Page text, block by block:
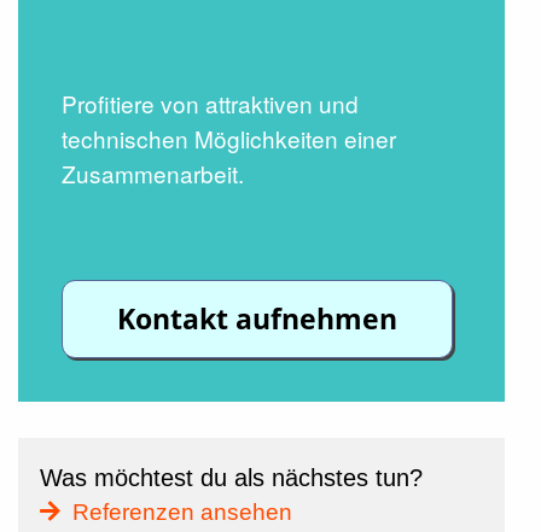
Profitiere von attraktiven und
technischen Möglichkeiten einer
Zusammenarbeit.
Kontakt aufnehmen
Was möchtest du als nächstes tun?
Referenzen ansehen